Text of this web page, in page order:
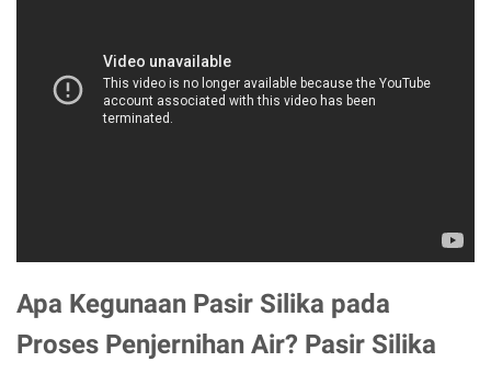
Apa Kegunaan Pasir Silika pada
Proses Penjernihan Air? Pasir Silika